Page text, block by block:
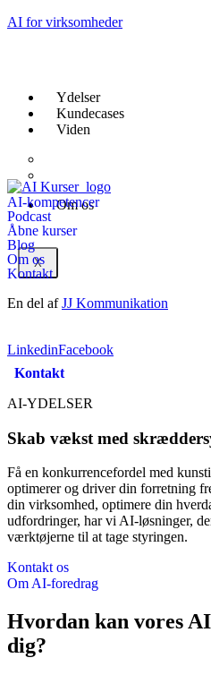
AI for virksomheder
Ydelser
Kundecases
Viden
Om os
X
AI-kompetencer
Podcast
Åbne kurser
Blog
Om os
Kontakt
En del afJJ Kommunikation
LinkedinFacebook
Kontakt
AI-YDELSER
Skab vækst med
Få en konkurrencefordel med
optimerer og driver din forretning
din virksomhed, optimere din
udfordringer, har vi AI-løsninger,
værktøjerne til at tage styringen.
Kontakt os
Om AI-foredrag
Hvordan kan vores
dig?